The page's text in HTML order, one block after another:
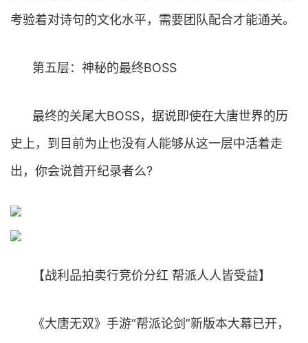
考验着对诗句的文化水平，需要团队配合才能通关。
第五层：神秘的最终BOSS
最终的关尾大BOSS，据说即使在大唐世界的历
史上，到目前为止也没有人能够从这一层中活着走
出，你会说首开纪录者么?
【战利品拍卖行竞价分红 帮派人人皆受益】
《大唐无双》手游“帮派论剑”新版本大幕已开，